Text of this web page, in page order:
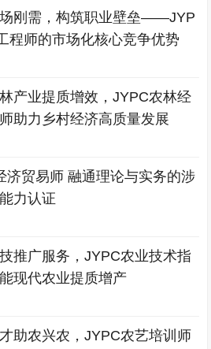
刚需，构筑职业壁垒——JYP
程师的市场化核心竞争优势
产业提质增效，JYPC农林经
助力乡村经济高质量发展
济贸易师 融通理论与实务的涉
力认证
推广服务，JYPC农业技术指
现代农业提质增产
助农兴农，JYPC农艺培训师